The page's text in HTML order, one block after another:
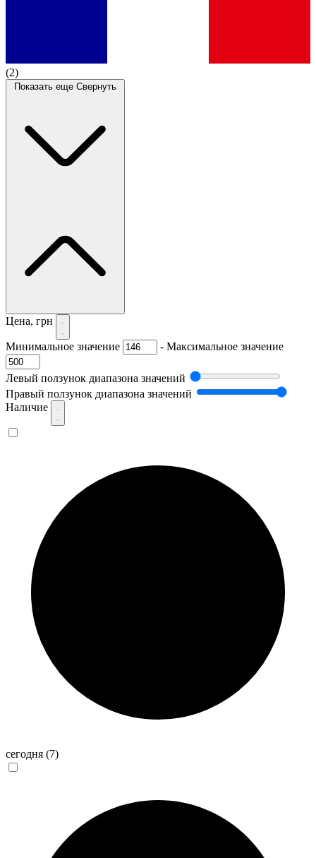
(2)
Показать еще Свернуть
Цена, грн
Минимальное значение - Максимальное значение
Левый ползунок диапазона значений
Правый ползунок диапазона значений
Наличие
сегодня (7)